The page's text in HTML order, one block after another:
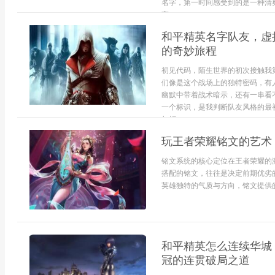
名字，第一时间感受到的是一种
高...
和平精英名字队友，
的奇妙旅程
初见代码，陌生世界的初次接触
们像是这个战场上的独特密码，有
幽默中带着战术暗示，还有一串
一个标识，是我判断队友风格的
与打...
玩王者荣耀铭文的艺
铭文系统的核心定位在王者荣耀
搭配的铭文，往往是决定前期优
英雄独特的气质与方向，铭文提
和平精英怎么连续华
冠的连贯破局之道